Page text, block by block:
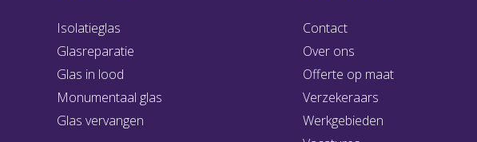
Isolatieglas
Glasreparatie
Glas in lood
Monumentaal glas
Glas vervangen
Contact
Over ons
Offerte op maat
Verzekeraars
Werkgebieden